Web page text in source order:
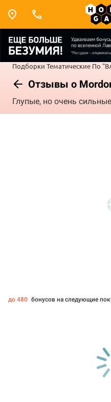
Подборки Тематические По
Отзывы о
Глупые, но очень сильные
до 480 бонусов на следующие